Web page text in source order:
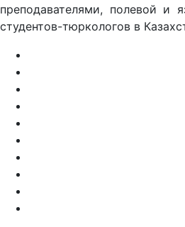
преподавателями, полевой и
студентов-тюркологов в